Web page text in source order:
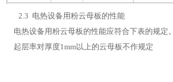
2.3 电热设备用粉云母板的性能
电热设备用粉云母板的性能应符合下表的规定。
起层率对厚度1mm 以上的云母板不作规定